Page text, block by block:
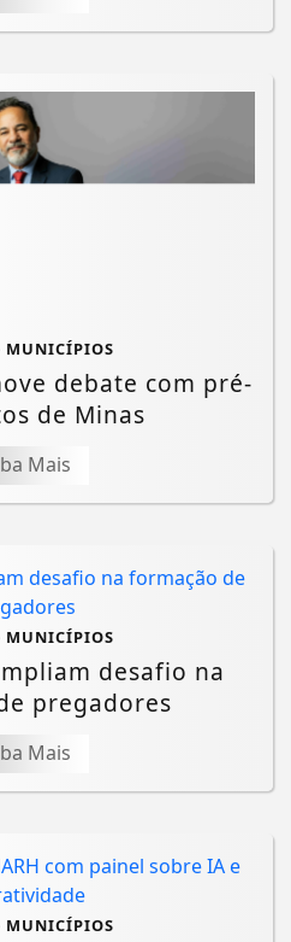
MUNICÍPIOS
debate com pré-
de Minas
Mais
MUNICÍPIOS
desafio na
pregadores
Mais
MUNICÍPIOS